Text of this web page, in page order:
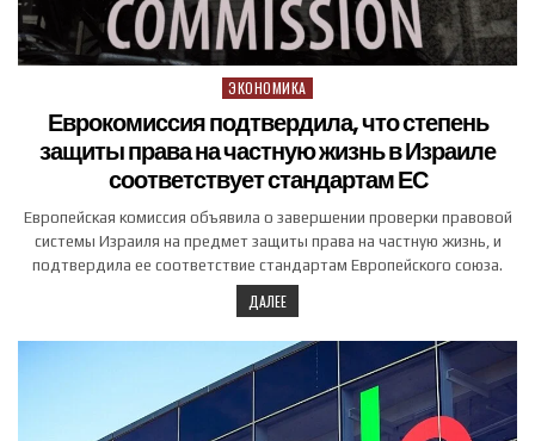
Posted in
ЭКОНОМИКА
Еврокомиссия подтвердила, что степень
защиты права на частную жизнь в Израиле
соответствует стандартам ЕС
Европейская комиссия объявила о завершении проверки правовой
системы Израиля на предмет защиты права на частную жизнь, и
подтвердила ее соответствие стандартам Европейского союза.
ДАЛЕЕ